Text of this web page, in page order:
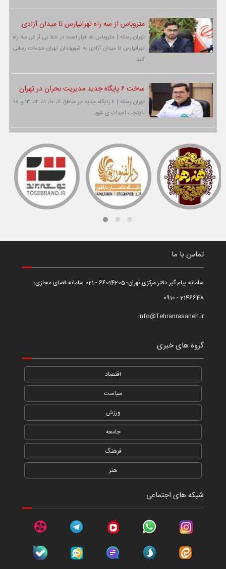
متروباس از سه راه تهرانپارس تا میدان آزادی
تهران رسانه | متروباس ها قرار است در خط بی آر تی سه راه
تهرانپارس تا میدان آزادی به شهروندان تهران خدمات رسانی
کنند.
ساخت ۶ پایگاه جدید مدیریت بحران در تهران
تهران رسانه | ۶ پایگاه جدید در مناطق ۷، ۱۰، ۱۱، ۱۲، ۱۳ و ۱۸
پایتخت احداث ی شود.
تماس با ما
سامانه پیام گیر دفتر مرکزی تهران؛ 66014205 - 021 سامانه فضای مجازی؛
2146648 - 0910
info@Tehranrasaneh.ir
گروه های خبری
اقتصاد
سیاست
ورزش
جامعه
فرهنگ
هنر
شبکه های اجتماعی